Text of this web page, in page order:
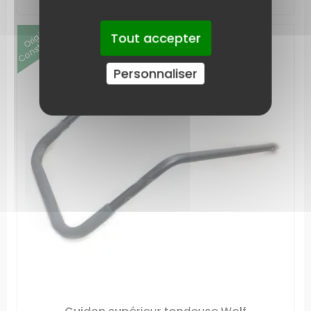
Origine
Constructeur Tout accepter
Personnaliser